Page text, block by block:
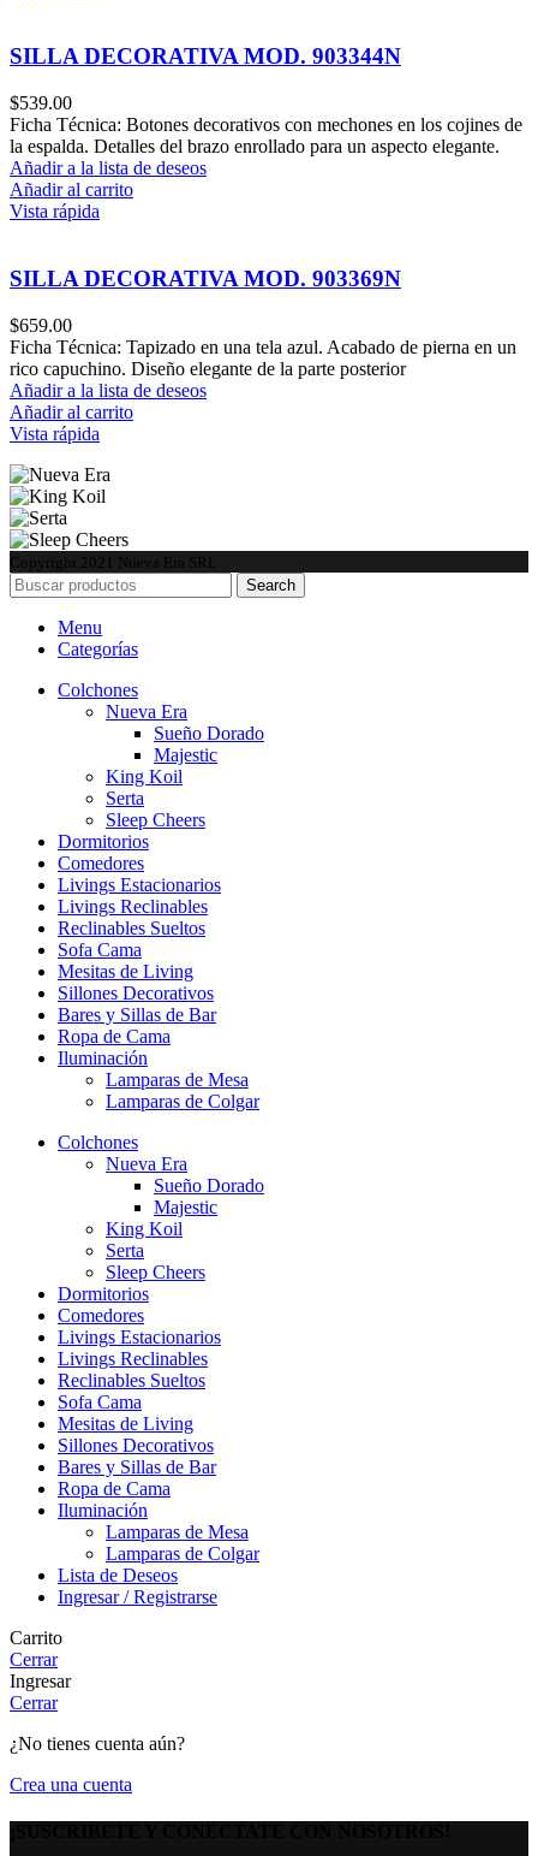
SILLA DECORATIVA MOD. 903344N
$539.00
Ficha Técnica: Botones decorativos con mechones en los cojines de
la espalda. Detalles del brazo enrollado para un aspecto elegante.
Añadir a la lista de deseos
Añadir al carrito
Vista rápida
SILLA DECORATIVA MOD. 903369N
$659.00
Ficha Técnica: Tapizado en una tela azul. Acabado de pierna en un
rico capuchino. Diseño elegante de la parte posterior
Añadir a la lista de deseos
Añadir al carrito
Vista rápida
Copyright 2021 Nueva Era SRL
Search
Menu
Categorías
Colchones
Nueva Era
Sueño Dorado
Majestic
King Koil
Serta
Sleep Cheers
Dormitorios
Comedores
Livings Estacionarios
Livings Reclinables
Reclinables Sueltos
Sofa Cama
Mesitas de Living
Sillones Decorativos
Bares y Sillas de Bar
Ropa de Cama
Iluminación
Lamparas de Mesa
Lamparas de Colgar
Colchones
Nueva Era
Sueño Dorado
Majestic
King Koil
Serta
Sleep Cheers
Dormitorios
Comedores
Livings Estacionarios
Livings Reclinables
Reclinables Sueltos
Sofa Cama
Mesitas de Living
Sillones Decorativos
Bares y Sillas de Bar
Ropa de Cama
Iluminación
Lamparas de Mesa
Lamparas de Colgar
Lista de Deseos
Ingresar / Registrarse
Carrito
Cerrar
Ingresar
Cerrar
¿No tienes cuenta aún?
Crea una cuenta